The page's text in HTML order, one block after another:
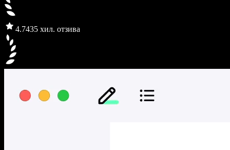
4.7435 хил. отзива